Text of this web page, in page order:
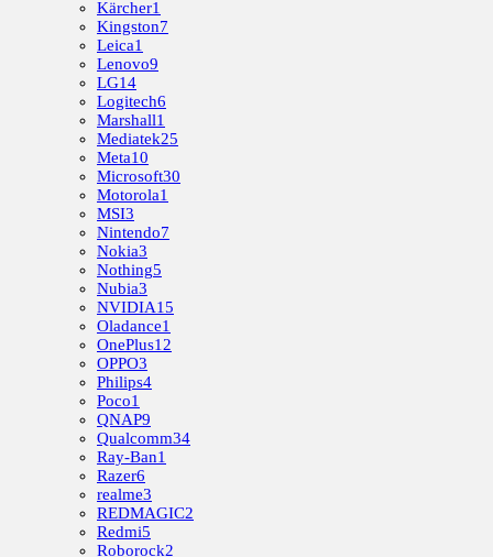
Kärcher1
Kingston7
Leica1
Lenovo9
LG14
Logitech6
Marshall1
Mediatek25
Meta10
Microsoft30
Motorola1
MSI3
Nintendo7
Nokia3
Nothing5
Nubia3
NVIDIA15
Oladance1
OnePlus12
OPPO3
Philips4
Poco1
QNAP9
Qualcomm34
Ray-Ban1
Razer6
realme3
REDMAGIC2
Redmi5
Roborock2